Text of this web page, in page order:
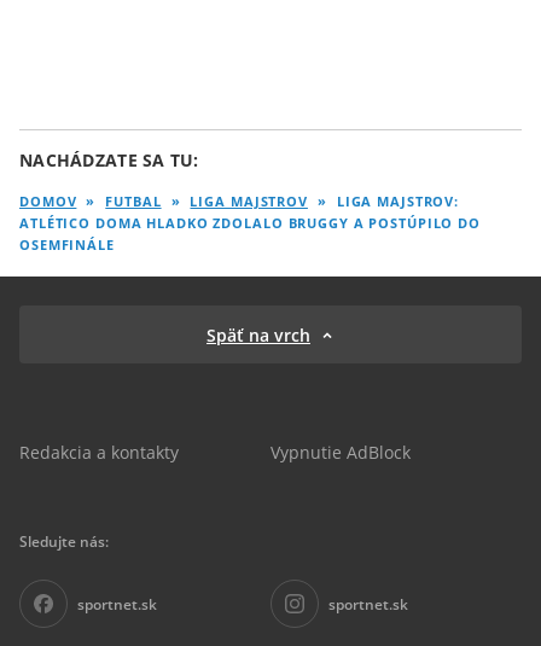
NACHÁDZATE SA TU:
DOMOV » FUTBAL » LIGA MAJSTROV »
LIGA MAJSTROV:
ATLÉTICO DOMA HLADKO ZDOLALO BRUGGY A POSTÚPILO DO
OSEMFINÁLE
Späť na vrch
Redakcia a kontakty Vypnutie AdBlock
Sledujte nás:
sportnet.sk sportnet.sk